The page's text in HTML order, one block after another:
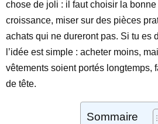
chose de joli : il faut choisir la
croissance, miser sur des pièces
achats qui ne dureront pas. Si tu es
l’idée est simple : acheter moins,
vêtements soient portés longtemps,
de tête.
Sommaire